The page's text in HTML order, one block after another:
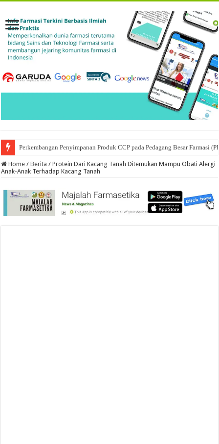
Perkembangan Penyimpanan Produk CCP pada Pedagang Besar Farmasi
Ketika Obat Menunggu Keputusan: Mengenal Peran Karantina Produk
Home / Berita / Protein Dari Kacang Tanah Ditemukan Mampu Obati Alergi
Anak-Anak Terhadap Kacang Tanah